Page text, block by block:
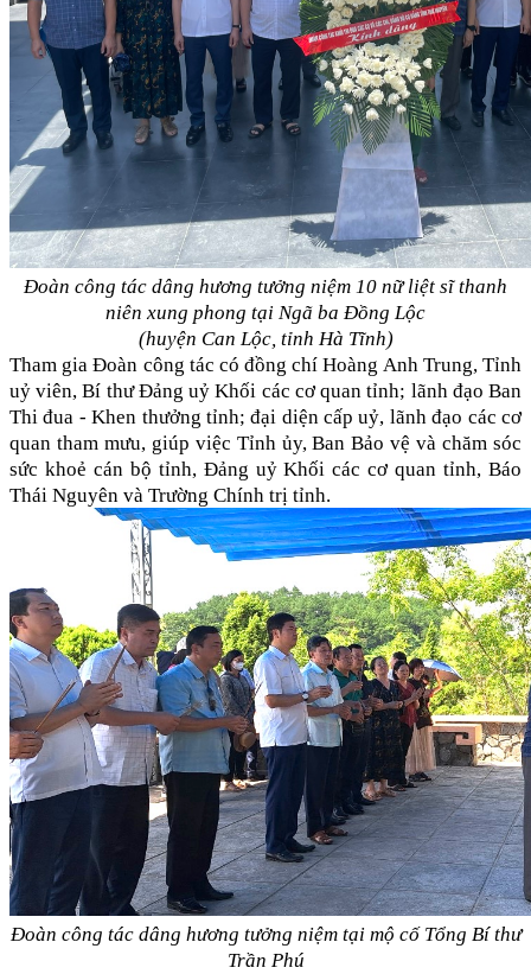
Đoàn công tác dâng hương tưởng niệm 10 nữ liệt sĩ thanh
niên xung phong tại Ngã ba Đồng Lộc
(huyện Can Lộc, tỉnh Hà Tĩnh)
Tham gia Đoàn công tác có đồng chí Hoàng Anh Trung, Tỉnh
uỷ viên, Bí thư Đảng uỷ Khối các cơ quan tỉnh; lãnh đạo Ban
Thi đua - Khen thưởng tỉnh; đại diện cấp uỷ, lãnh đạo các cơ
quan tham mưu, giúp việc Tỉnh ủy, Ban Bảo vệ và chăm sóc
sức khoẻ cán bộ tỉnh, Đảng uỷ Khối các cơ quan tỉnh, Báo
Thái Nguyên và Trường Chính trị tỉnh.
Đoàn công tác dâng hương tưởng niệm tại mộ cố Tổng Bí thư
Trần Phú